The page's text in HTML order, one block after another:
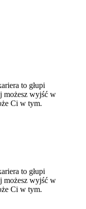
to głupi
możesz wyjść w
Ci w tym.
to głupi
możesz wyjść w
Ci w tym.